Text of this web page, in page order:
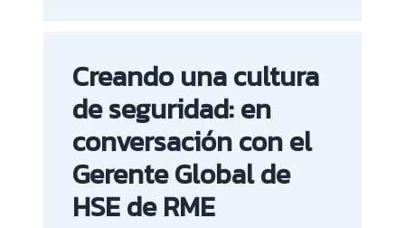
Creando una cultura
de seguridad: en
conversación con el
Gerente Global de
HSE de RME